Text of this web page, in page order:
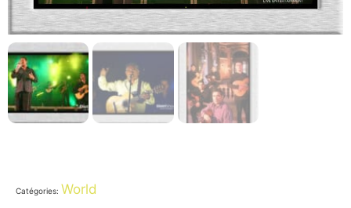
Catégories: World